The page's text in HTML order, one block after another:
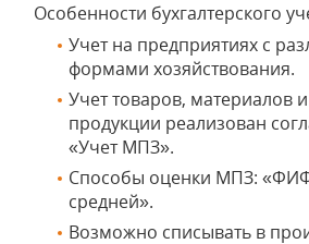
Особенности бухгалтерского
Учет на предприятиях с
формами хозяйствования.
Учет товаров, материалов
продукции реализован
«Учет МПЗ».
Способы оценки МПЗ:
средней».
Возможно списывать в